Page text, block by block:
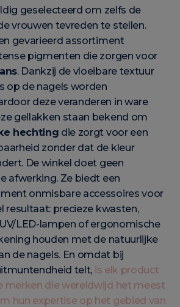
geselecteerd om zelfs de
vrouwen tevreden te stellen.
gevarieerd assortiment
pigmenten die zorgen voor
. Dankzij de vloeibare textuur
op de nagels worden
deze veranderen in ware
gellakken staan bekend om
hechting die zorgt voor een
zonder dat de kleur
De winkel doet geen
afwerking. Ze biedt een
onmisbare accessoires voor
resultaat: precieze kwasten,
LED-lampen of ergonomische
houden met de natuurlijke
de nagels. En omdat bij
telt, is elk product
merken die wereldwijd het meest
hun expertise op het gebied van